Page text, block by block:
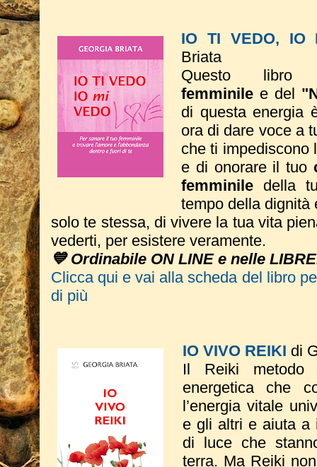
IO TI VEDO, IO
Briata
Questo libro
femminile e del
di questa energia
ora di dare voce a
che ti impediscono
e di onorare il tuo
femminile della
tempo della dignità
solo te stessa, di vivere la tua vita
vederti, per esistere veramente.
💙 Ordinabile ON LINE e nelle
Clicca qui e vai alla scheda del libro
di più
IO VIVO REIKI di
Il Reiki
energetica che
l’energia vitale
e gli altri e aiuta a
di luce che
terra. Ma Reiki